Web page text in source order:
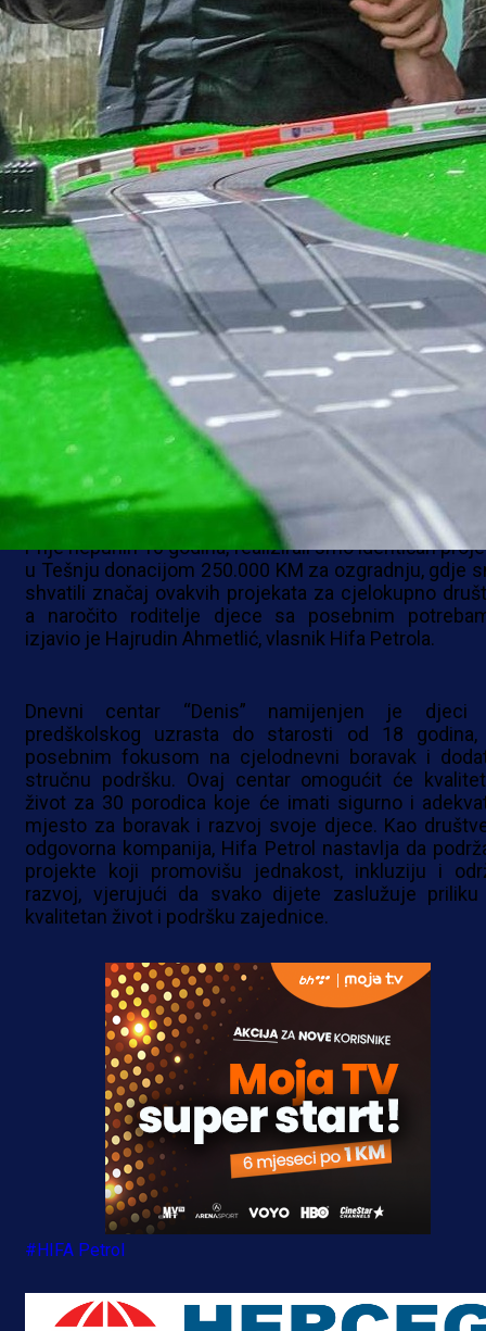
Ova značajna donacija omogućila je da centar
mjesto koje će pružati neophodnu podršku i brigu
mladima sa posebnim potrebama, stvarajući
njihov kvalitetniji život i integraciju u društvo.
Dnevnog centra “Denis” u Sarajevu predstavlja
korak naprijed za zajednicu, a Hifa Petrol se ističe
jedan od ključnih partnera u realizaciji ovog projekta.
Uz podršku kompanije, centar je izgrađen
najvišim standardima, uključujući i green certifikat
garantuje ekološku održivost i energetski
poslovanje objekta. Ovo je prvi centar ovog
Kantonu Sarajevo. “Ponosni smo što smo dio
značajnog projekta koji direktno pomaže
članovima naše zajednice. Naša donacija je samo
od načina na koji Hifa Petrol kontinuirano
razvoju lokalne zajednice i pruža podršku onima
je to najpotrebnije.
Prije nepunih 10 godina, realizirali smo identičan
u Tešnju donacijom 250.000 KM za ozgradnju, gdje
shvatili značaj ovakvih projekata za cjelokupno
a naročito roditelje djece sa posebnim
izjavio je Hajrudin Ahmetlić, vlasnik Hifa Petrola.
Dnevni centar “Denis” namijenjen je djeci
predškolskog uzrasta do starosti od 18 godina,
posebnim fokusom na cjelodnevni boravak i
stručnu podršku. Ovaj centar omogućit će
život za 30 porodica koje će imati sigurno i
mjesto za boravak i razvoj svoje djece. Kao
odgovorna kompanija, Hifa Petrol nastavlja da
projekte koji promovišu jednakost, inkluziju i
razvoj, vjerujući da svako dijete zaslužuje
kvalitetan život i podršku zajednice.
#HIFA Petrol